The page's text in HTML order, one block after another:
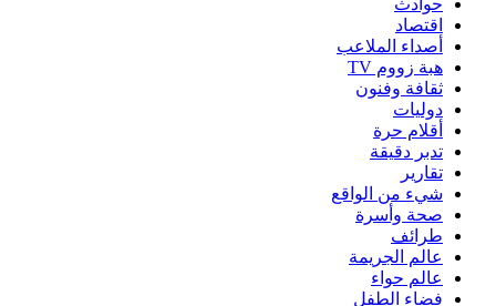
حوادث
اقتصاد
أصداء الملاعب
هبة زووم TV
ثقافة وفنون
دوليات
أقلام حرة
تدبر دقيقة
تقارير
شيء من الواقع
صحة وأسرة
طرائف
عالم الجريمة
عالم حواء
فضاء الطفل